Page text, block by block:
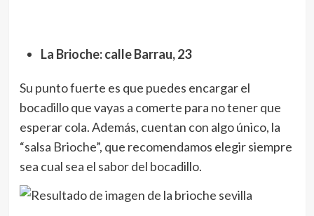
La Brioche: calle Barrau, 23
Su punto fuerte es que puedes encargar el
bocadillo que vayas a comerte para no tener que
esperar cola. Además, cuentan con algo único, la
“salsa Brioche”, que recomendamos elegir siempre
sea cual sea el sabor del bocadillo.